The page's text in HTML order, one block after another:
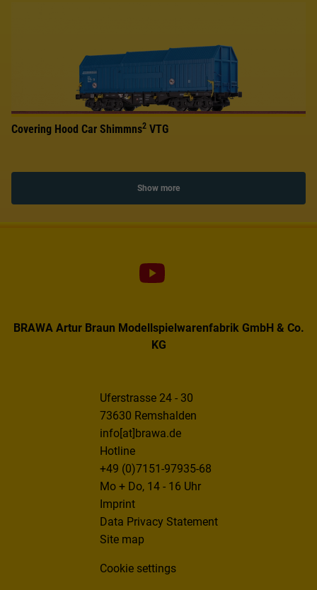
Covering Hood Car Shimmns2 VTG
Show more
BRAWA Artur Braun Modellspielwarenfabrik GmbH & Co.
KG
Uferstrasse 24 - 30
73630 Remshalden
info[at]brawa.de
Hotline
+49 (0)7151-97935-68
Mo + Do, 14 - 16 Uhr
Imprint
Data Privacy Statement
Site map
Cookie settings